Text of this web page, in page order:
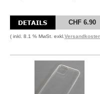
CHF 6.90
( inkl. 8.1 % MwSt. exkl.